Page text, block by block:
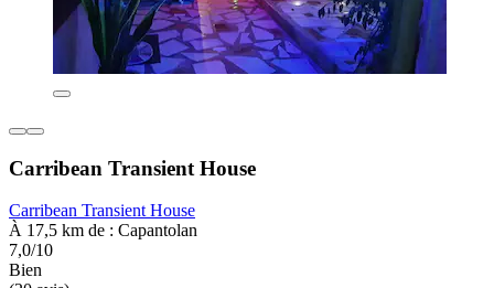
Carribean Transient House
Carribean Transient House
À 17,5 km de : Capantolan
7,0/10
Bien